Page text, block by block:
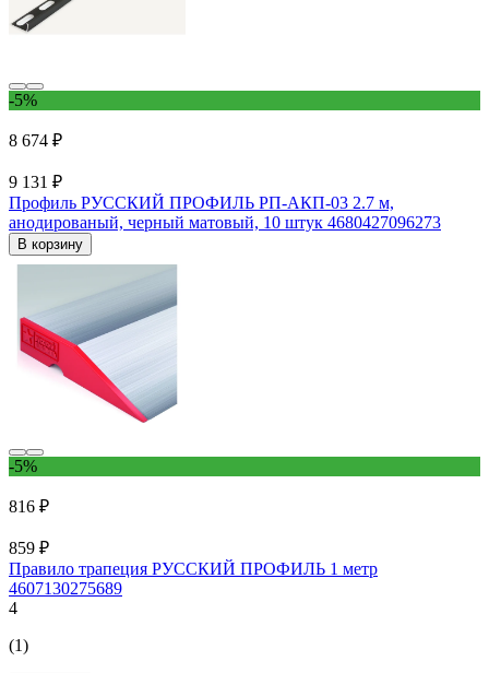
-5%
8 674 ₽
9 131 ₽
Профиль РУССКИЙ ПРОФИЛЬ РП-АКП-03 2.7 м,
анодированый, черный матовый, 10 штук 4680427096273
В корзину
-5%
816 ₽
859 ₽
Правило трапеция РУССКИЙ ПРОФИЛЬ 1 метр
4607130275689
4
(1)